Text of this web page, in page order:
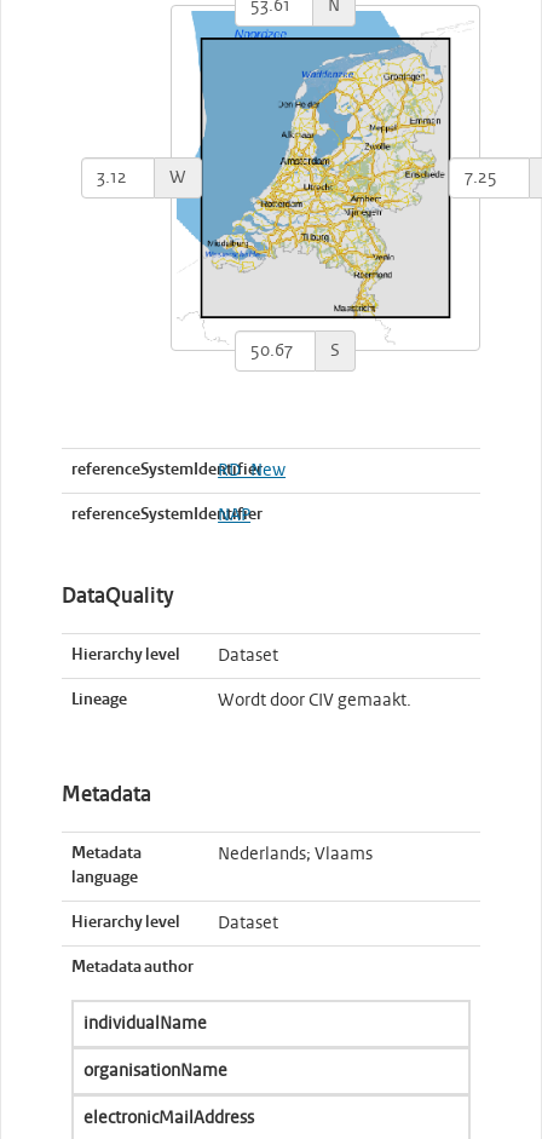
N
S
W
referenceSystemIdentifier
RD_New
referenceSystemIdentifier
NAP
DataQuality
Hierarchy level Dataset
Lineage Wordt door CIV gemaakt.
Metadata
Metadata
language
Nederlands; Vlaams
Hierarchy level Dataset
Metadata author
individualName
organisationName
electronicMailAddress